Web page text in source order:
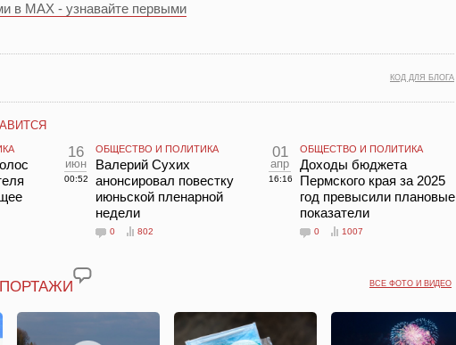
в MAX - узнавайте первыми
КОД ДЛЯ БЛОГА
16
июн
00:52
ОБЩЕСТВО И ПОЛИТИКА
Валерий Сухих
анонсировал повестку
июньской пленарной
недели
0 802
01
апр
16:16
ОБЩЕСТВО И ПОЛИТИКА
Доходы бюджета
Пермского края за 2025
год превысили плановые
показатели
0 1007
ВСЕ ФОТО И ВИДЕО